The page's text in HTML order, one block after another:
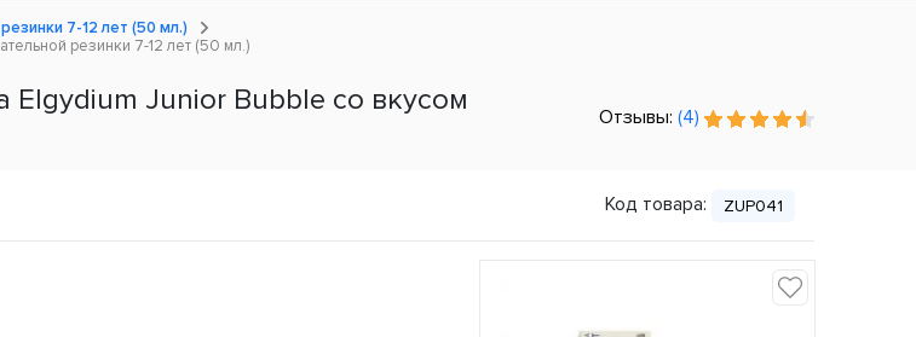
7-12 лет (50 мл.)
резинки 7-12 лет (50 мл.)
Elgydium Junior Bubble со вкусом
Отзывы: (4)
Код товара: ZUP041